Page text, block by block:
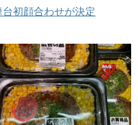
初顔合わせが決定